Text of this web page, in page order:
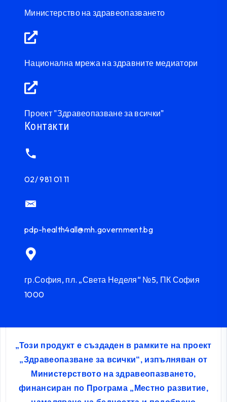
Министерство на здравеопазването
Национална мрежа на здравните медиатори
Проект "Здравеопазване за всички"
Контакти
02/ 981 01 11
pdp-health4all@mh.government.bg
гр.София, пл. „Света Неделя“ №5, ПК София
1000
„Този продукт е създаден в рамките на проект
„Здравеопазване за всички“, изпълняван от
Министерството на здравеопазването,
финансиран по Програма „Местно развитие,